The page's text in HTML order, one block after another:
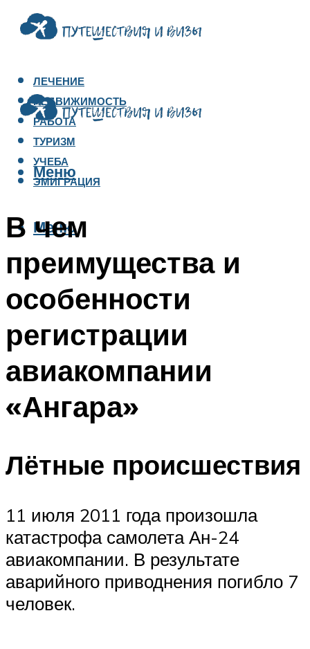
ЛЕЧЕНИЕ
НЕДВИЖИМОСТЬ
РАБОТА
ТУРИЗМ
УЧЕБА
ЭМИГРАЦИЯ
Меню
Меню
В чем
преимущества и
особенности
регистрации
авиакомпании
«Ангара»
Лётные происшествия
11 июля 2011 года произошла
катастрофа самолета Ан-24
авиакомпании. В результате
аварийного приводнения погибло 7
человек.